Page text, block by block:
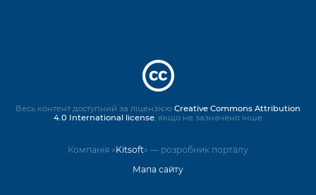
Компанія «Kitsoft» — розробник порталу
Мапа сайту
Весь контент доступний за ліцензією Creative Commons Attribution
4.0 International license , якщо не зазначено інше